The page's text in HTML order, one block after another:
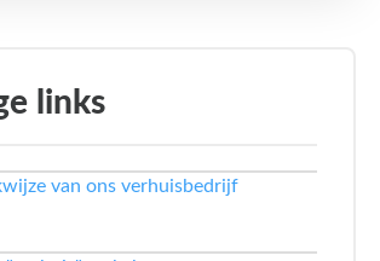
links
van ons verhuisbedrijf